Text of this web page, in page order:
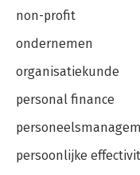
non-profit
ondernemen
organisatiekunde
personal finance
persoonlijke